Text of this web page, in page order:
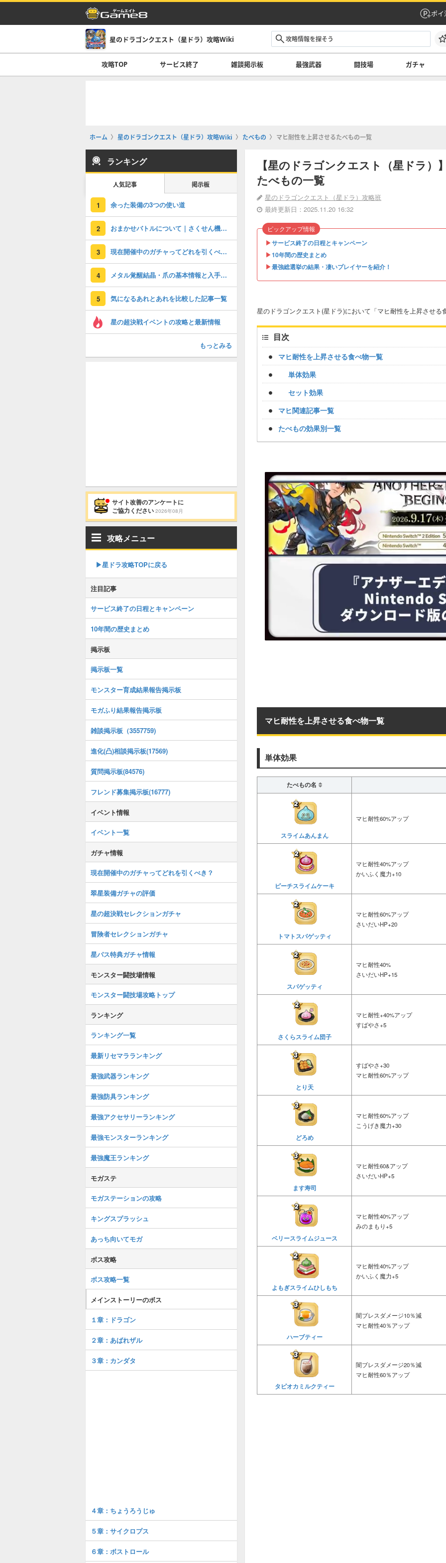
ポイ
星のドラゴンクエスト（星ドラ）攻略Wiki
攻略TOP サービス終了 雑談掲示板 最強武器 闘技場 ガチャ
ホーム 星のドラゴンクエスト（星ドラ）攻略Wiki たべもの マヒ耐性を上昇させるたべもの一覧
【星のドラゴンクエスト（星ドラ）
たべもの一覧
星のドラゴンクエスト（星ドラ）攻略班
最終更新日：2025.11.20 16:32
▶︎サービス終了の日程とキャンペーン
▶︎10年間の歴史まとめ
▶︎最強総選挙の結果・凄いプレイヤーを紹介！
ピックアップ情報
星のドラゴンクエスト(星ドラ)において「マヒ耐性を上昇させる
目次
マヒ耐性を上昇させる食べ物一覧
単体効果
セット効果
マヒ関連記事一覧
たべもの効果別一覧
マヒ耐性を上昇させる食べ物一覧
単体効果
たべもの名
スライムあんまん
マヒ耐性60%アップ
ピーチスライムケーキ
マヒ耐性40%アップ
かいふく魔力+10
トマトスパゲッティ
マヒ耐性60%アップ
さいだいHP+20
スパゲッティ
マヒ耐性40%
さいだいHP+15
さくらスライム団子
マヒ耐性+40%アップ
すばやさ+5
とり天
すばやさ+30
マヒ耐性60%アップ
どろめ
マヒ耐性60%アップ
こうげき魔力+30
ます寿司
マヒ耐性60&アップ
さいだいHP+5
ベリースライムジュース
マヒ耐性40%アップ
みのまもり+5
よもぎスライムひしもち
マヒ耐性40%アップ
かいふく魔力+5
ハーブティー
闇ブレスダメージ10％減
マヒ耐性40％アップ
タピオカミルクティー
闇ブレスダメージ20％減
マヒ耐性60％アップ
ランキング
人気記事 掲示板
1 余った装備の3つの使い道
2 おまかせバトルについて｜さくせん機能が追加
3 現在開催中のガチャってどれを引くべき？｜ガチャ情報一覧
4 メタル覚醒結晶・爪の基本情報と入手場所
5 気になるあれとあれを比較した記事一覧
星の超決戦イベントの攻略と最新情報
もっとみる
サイト改善のアンケートに
ご協力ください 2026年08月
攻略メニュー
▶︎星ドラ攻略TOPに戻る
注目記事
サービス終了の日程とキャンペーン
10年間の歴史まとめ
掲示板
掲示板一覧
モンスター育成結果報告掲示板
モガふり結果報告掲示板
雑談掲示板（3557759)
進化(凸)相談掲示板(17569)
質問掲示板(84576)
フレンド募集掲示板(16777)
イベント情報
イベント一覧
ガチャ情報
現在開催中のガチャってどれを引くべき？
翠星装備ガチャの評価
星の超決戦セレクションガチャ
冒険者セレクションガチャ
星パス特典ガチャ情報
モンスター闘技場情報
モンスター闘技場攻略トップ
ランキング
ランキング一覧
最新リセマラランキング
最強武器ランキング
最強防具ランキング
最強アクセサリーランキング
最強モンスターランキング
最強魔王ランキング
モガステ
モガステーションの攻略
キングスプラッシュ
あっち向いてモガ
ボス攻略
ボス攻略一覧
メインストーリーのボス
１章：ドラゴン
２章：あばれザル
３章：カンダタ
４章：ちょうろうじゅ
５章：サイクロプス
６章：ボストロール